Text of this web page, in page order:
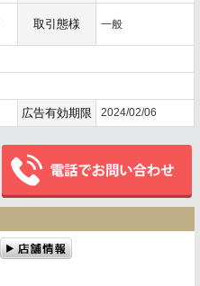
取引態様 一般
広告有効期限 2024/02/06
メールでお問い合わせ